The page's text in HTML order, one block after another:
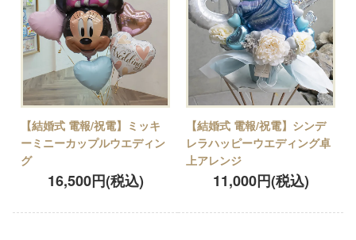
【結婚式 電報/祝電】ミッキ
ーミニーカップルウエディン
グ
16,500円(税込)
【結婚式 電報/祝電】シンデ
レラハッピーウエディング卓
上アレンジ
11,000円(税込)